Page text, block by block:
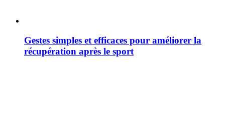
Gestes simples et efficaces pour améliorer la
récupération après le sport